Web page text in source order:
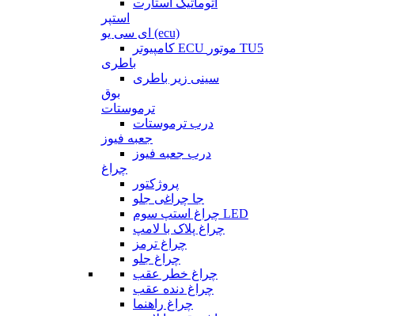
اتوماتیک استارت
استپر
ای سی یو (ecu)
کامپیوتر ECU موتور TU5
باطری
سینی زیر باطری
بوق
ترموستات
درب ترموستات
جعبه فیوز
درب جعبه فیوز
چراغ
پروژکتور
جا چراغی جلو
چراغ استپ سوم LED
چراغ پلاک با لامپ
چراغ ترمز
چراغ جلو
چراغ خطر عقب
چراغ دنده عقب
چراغ راهنما